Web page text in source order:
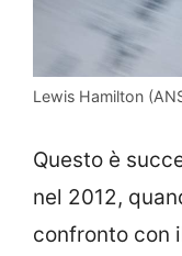
Lewis Hamilton
Questo è
nel 2012,
confronto con